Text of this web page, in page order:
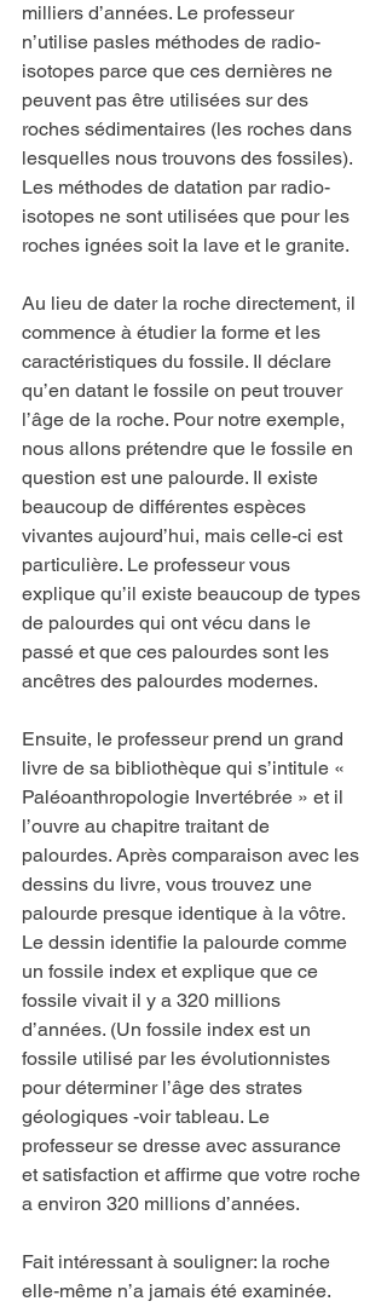
milliers d’années. Le professeur
n’utilise pasles méthodes de radio-
isotopes parce que ces dernières ne
peuvent pas être utilisées sur des
roches sédimentaires (les roches dans
lesquelles nous trouvons des fossiles).
Les méthodes de datation par radio-
isotopes ne sont utilisées que pour les
roches ignées soit la lave et le granite.
Au lieu de dater la roche directement, il
commence à étudier la forme et les
caractéristiques du fossile. Il déclare
qu’en datant le fossile on peut trouver
l’âge de la roche. Pour notre exemple,
nous allons prétendre que le fossile en
question est une palourde. Il existe
beaucoup de différentes espèces
vivantes aujourd’hui, mais celle-ci est
particulière. Le professeur vous
explique qu’il existe beaucoup de types
de palourdes qui ont vécu dans le
passé et que ces palourdes sont les
ancêtres des palourdes modernes.
Ensuite, le professeur prend un grand
livre de sa bibliothèque qui s’intitule «
Paléoanthropologie Invertébrée » et il
l’ouvre au chapitre traitant de
palourdes. Après comparaison avec les
dessins du livre, vous trouvez une
palourde presque identique à la vôtre.
Le dessin identifie la palourde comme
un fossile index et explique que ce
fossile vivait il y a 320 millions
d’années. (Un fossile index est un
fossile utilisé par les évolutionnistes
pour déterminer l’âge des strates
géologiques -voir tableau. Le
professeur se dresse avec assurance
et satisfaction et affirme que votre roche
a environ 320 millions d’années.
Fait intéressant à souligner: la roche
elle-même n’a jamais été examinée.